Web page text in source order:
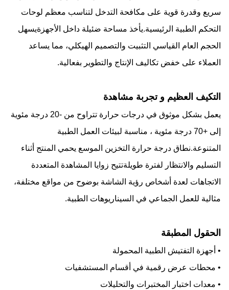
سريع وقدرة قوية على مكافحة التدخل لتناسب معظم لوحات
التحكم الطبية الرئيسية.يأخذ مساحة ضئيلة داخل الأجهزةيسهل
الحجم العام القياسي التثبيت والتصميم الهيكلي، مما يساعد
العملاء على خفض تكاليف الإنتاج والتطوير بفعالية.
التكيف العظيم و تجربة مشاهدة
يعمل بشكل موثوق في درجات حرارة تتراوح من -20 درجة مئوية
إلى +70 درجة مئوية ، مناسبة لبيئات العمل الطبية
المتنوعة.نطاق درجة حرارة التخزين الموسع يحمي المنتج أثناء
التسليم والانتظار لفترة طويلةتتيح زوايا المشاهدة المتعددة
الاتجاهات لعدة أشخاص رؤية الشاشة بوضوح من مواقع مختلفة،
مثالية للعمل الجماعي في السيناريوهات الطبية.
الحقول المطبقة
• أجهزة التفتيش الطبية المحمولة
• محطات عرض رقمية في أقسام المستشفيات
• معدات اختبار المختبرات والتحليلات